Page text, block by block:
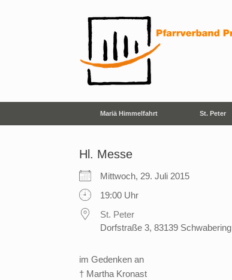
Mariä Himmelfahrt St. Peter
Hl. Messe
Mittwoch, 29. Juli 2015
19:00 Uhr
St. Peter
Dorfstraße 3, 83139 Schwabering
im Gedenken an
† Martha Kronast